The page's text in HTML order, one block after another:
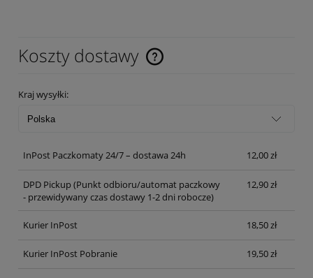
Koszty dostawy
Cena nie zawiera ewentualnych kosztów płatności
Kraj wysyłki:
InPost Paczkomaty 24/7 – dostawa 24h 12,00 zł
DPD Pickup(Punkt odbioru/automat paczkowy
- przewidywany czas dostawy 1-2 dni robocze)
12,90 zł
Kurier InPost 18,50 zł
Kurier InPost Pobranie 19,50 zł